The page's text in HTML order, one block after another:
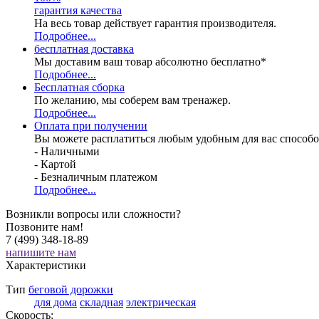
гарантия качества
На весь товар действует гарантия производителя.
Подробнее...
бесплатная доставка
Мы доставим ваш товар абсолютно бесплатно*
Подробнее...
Бесплатная сборка
По желанию, мы соберем вам тренажер.
Подробнее...
Оплата при получении
Вы можете расплатиться любым удобным для вас
- Наличными
- Картой
- Безналичным платежом
Подробнее...
Возникли вопросы или сложности?
Позвоните нам!
7 (499) 348-18-89
напишите нам
Характеристики
Тип беговой дорожки
для дома складная электрическая
Скорость: